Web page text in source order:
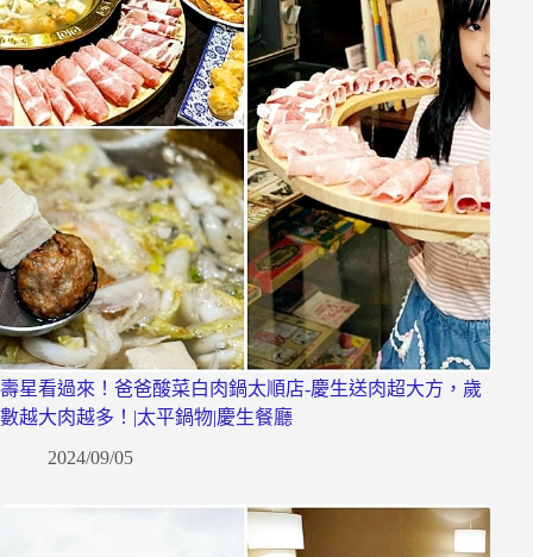
壽星看過來！爸爸酸菜白肉鍋太順店-慶生送肉超大方，歲
數越大肉越多！|太平鍋物|慶生餐廳
2024/09/05